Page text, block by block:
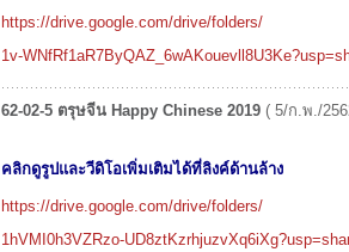
https://drive.google.com/drive/folders/
1v-
62-02-5 ตรุษจีน Happy Chinese 2019 ( 5/ก.พ./
คลิกดูรูปและวีดิโอเพิ่มเติมได้ที่ลิงค์ด้านล้าง
https://drive.google.com/drive/folders/
1hVMI0h3VZRzo-